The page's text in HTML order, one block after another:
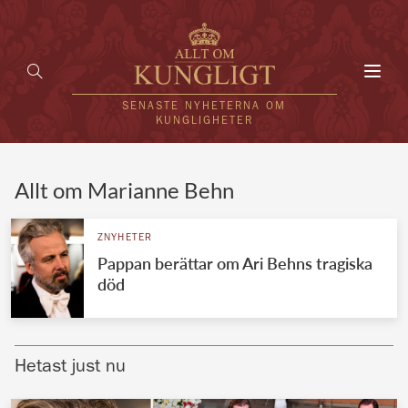
SENASTE NYHETERNA OM
KUNGLIGHETER
UTLÄNDSKT
VÄRLDENS KUNGAHUS
Brittiska kungahuset
Allt om Marianne Behn
ZNYHETER
Pappan berättar om Ari Behns tragiska
död
Hetast just nu